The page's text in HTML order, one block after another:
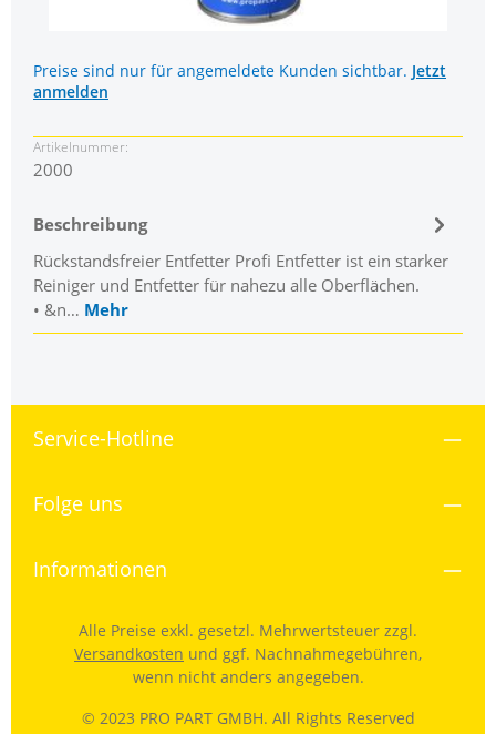
Preise sind nur für angemeldete Kunden sichtbar. Jetzt
anmelden
Artikelnummer:
2000
Beschreibung
Rückstandsfreier Entfetter Profi Entfetter ist ein starker
Reiniger und Entfetter für nahezu alle Oberflächen.
• &n… Mehr
Service-Hotline
Folge uns
Informationen
© 2023 PRO PART GMBH. All Rights Reserved
Alle Preise exkl. gesetzl. Mehrwertsteuer zzgl.
Versandkosten und ggf. Nachnahmegebühren,
wenn nicht anders angegeben.